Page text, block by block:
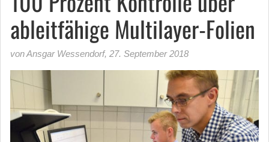
ableitfähige Multilayer-Folien
von Ansgar Wessendorf, 27. September 2018